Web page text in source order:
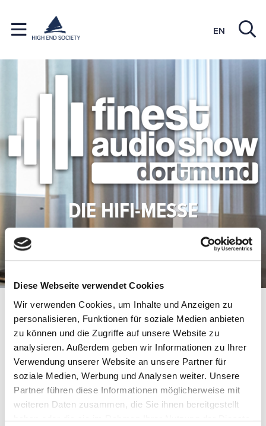
Diese Webseite verwendet Cookies
Wir verwenden Cookies, um Inhalte und Anzeigen zu
personalisieren, Funktionen für soziale Medien anbieten
zu können und die Zugriffe auf unsere Website zu
analysieren. Außerdem geben wir Informationen zu Ihrer
Verwendung unserer Website an unsere Partner für
soziale Medien, Werbung und Analysen weiter. Unsere
Partner führen diese Informationen möglicherweise mit
weiteren Daten zusammen, die Sie ihnen bereitgestellt
EN
DIE HIFI-MESSE
5. UND 6. NOVEMBER 2022 IN
DORTMUND
Etagenpläne
ETAGENPLAN
DORTMUND